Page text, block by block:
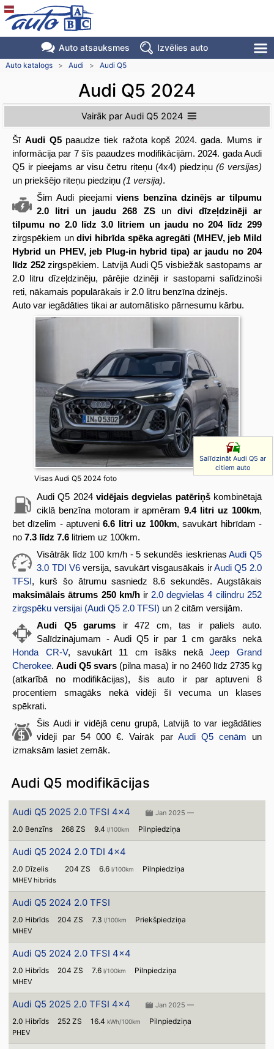
Auto atsauksmes Izvēlies auto
Auto katalogs > Audi > Audi Q5
Audi Q5 2024
Vairāk par Audi Q5 2024
Šī Audi Q5paaudze tiek ražota kopš 2024. gada. Mums ir
informācija par 7 šīs paaudzes modifikācijām. 2024. gada Audi
Q5 ir pieejams ar visu četru riteņu (4x4) piedziņu(6 versijas)
un priekšējo riteņu piedziņu(1 versija).
Šim Audi pieejami viens benzīna dzinējs ar tilpumu
2.0 litri un jaudu 268 ZSun divi dīzeļdzinēji ar
tilpumu no 2.0 līdz 3.0 litriem un jaudu no 204 līdz 299
zirgspēkiem undivi hibrīda spēka agregāti (MHEV, jeb Mild
Hybrid un PHEV, jeb Plug-in hybrid tipa) ar jaudu no 204
līdz 252zirgspēkiem. Latvijā Audi Q5 visbiežāk sastopams ar
2.0 litru dīzeļdzinēju, pārējie dzinēji ir sastopami salīdzinoši
reti, nākamais populārākais ir 2.0 litru benzīna dzinējs.
Auto var iegādāties tikai ar automātisko pārnesumu kārbu.
Visas Audi Q5 2024 foto
Salīdzināt Audi Q5 ar
citiem auto
Audi Q5 2024 vidējais degvielas patēriņškombinētajā
ciklā benzīna motoram ir apmēram9.4 litri uz 100km,
bet dīzelim - aptuveni6.6 litri uz 100km, savukārt hibrīdam -
no7.3 līdz 7.6 litriem uz 100km.
Visātrāk līdz 100 km/h - 5 sekundēs ieskrienasAudi Q5
3.0 TDI V6 versija, savukārt visgausākais irAudi Q5 2.0
TFSI, kurš šo ātrumu sasniedz 8.6 sekundēs. Augstākais
maksimālais ātrums 250 km/hir 2.0 degvielas 4 cilindru 252
zirgspēku versijai (Audi Q5 2.0 TFSI) un 2 citām versijām.
Audi Q5 garums ir 472 cm, tas ir paliels auto.
Salīdzinājumam - Audi Q5 ir par 1 cm garāks nekā
Honda CR-V, savukārt 11 cm īsāks nekāJeep Grand
Cherokee.Audi Q5 svars (pilna masa) ir no 2460 līdz 2735 kg
(atkarībā no modifikācijas), šis auto ir par aptuveni 8
procentiem smagāks nekā vidēji šī vecuma un klases
spēkrati.
Šis Audi ir vidējā cenu grupā, Latvijā to var iegādāties
vidēji par 54 000 €. Vairāk par Audi Q5 cenām un
izmaksām lasiet zemāk.
Audi Q5 modifikācijas
Audi Q5 2025 2.0 TFSI 4x4 Jan 2025 —
2.0 Benzīns 268 ZS 9.4l/100km Pilnpiedziņa
Audi Q5 2024 2.0 TDI 4x4
2.0 Dīzelis
MHEV hibrīds
204 ZS 6.6l/100km Pilnpiedziņa
Audi Q5 2024 2.0 TFSI
2.0 Hibrīds
MHEV
204 ZS 7.3l/100km Priekšpiedziņa
Audi Q5 2024 2.0 TFSI 4x4
2.0 Hibrīds
MHEV
204 ZS 7.6l/100km Pilnpiedziņa
Audi Q5 2025 2.0 TFSI 4x4 Jan 2025 —
2.0 Hibrīds
PHEV
252 ZS 16.4kWh/100km Pilnpiedziņa